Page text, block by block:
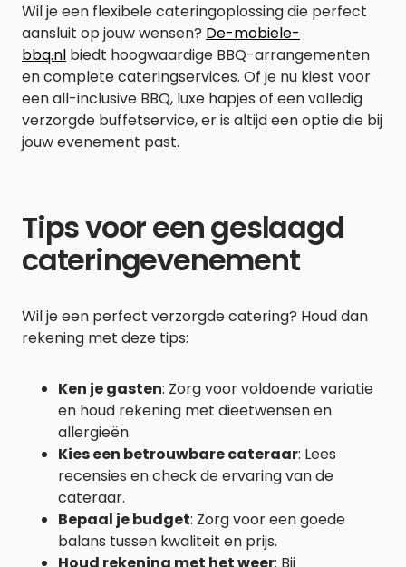
Wil je een flexibele cateringoplossing die perfect
aansluit op jouw wensen? De-mobiele-
bbq.nl biedt hoogwaardige BBQ-arrangementen
en complete cateringservices. Of je nu kiest voor
een all-inclusive BBQ, luxe hapjes of een volledig
verzorgde buffetservice, er is altijd een optie die bij
jouw evenement past.
Tips voor een geslaagd
cateringevenement
Wil je een perfect verzorgde catering? Houd dan
rekening met deze tips:
Ken je gasten: Zorg voor voldoende variatie
en houd rekening met dieetwensen en
allergieën.
Kies een betrouwbare cateraar: Lees
recensies en check de ervaring van de
cateraar.
Bepaal je budget: Zorg voor een goede
balans tussen kwaliteit en prijs.